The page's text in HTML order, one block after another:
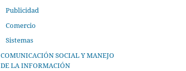
Publicidad
Comercio
Sistemas
COMUNICACIÓN SOCIAL Y MANEJO
DE LA INFORMACIÓN